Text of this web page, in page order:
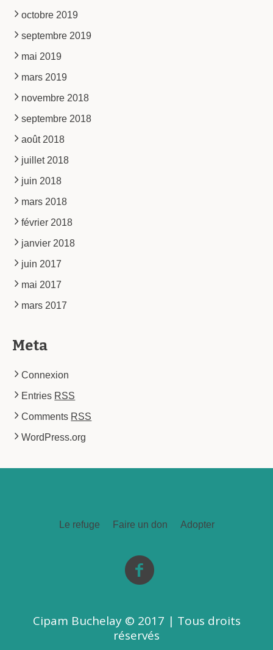
octobre 2019
septembre 2019
mai 2019
mars 2019
novembre 2018
septembre 2018
août 2018
juillet 2018
juin 2018
mars 2018
février 2018
janvier 2018
juin 2017
mai 2017
mars 2017
Meta
Connexion
Entries RSS
Comments RSS
WordPress.org
Le refuge Faire un don Adopter
Cipam Buchelay © 2017 | Tous droits
réservés